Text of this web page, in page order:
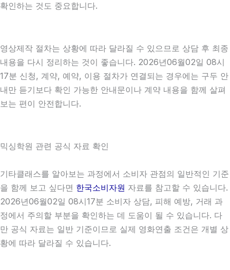
확인하는 것도 중요합니다.
영상제작 절차는 상황에 따라 달라질 수 있으므로 상담 후 최종
내용을 다시 정리하는 것이 좋습니다. 2026년06월02일 08시
17분 신청, 계약, 예약, 이용 절차가 연결되는 경우에는 구두 안
내만 듣기보다 확인 가능한 안내문이나 계약 내용을 함께 살펴
보는 편이 안전합니다.
믹싱학원 관련 공식 자료 확인
기타클래스를 알아보는 과정에서 소비자 관점의 일반적인 기준
을 함께 보고 싶다면 한국소비자원 자료를 참고할 수 있습니다.
2026년06월02일 08시17분 소비자 상담, 피해 예방, 거래 과
정에서 주의할 부분을 확인하는 데 도움이 될 수 있습니다. 다
만 공식 자료는 일반 기준이므로 실제 영화연출 조건은 개별 상
황에 따라 달라질 수 있습니다.